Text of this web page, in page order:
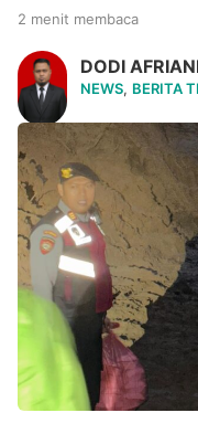
2 menit membaca
DODI
NEWS, BERITA